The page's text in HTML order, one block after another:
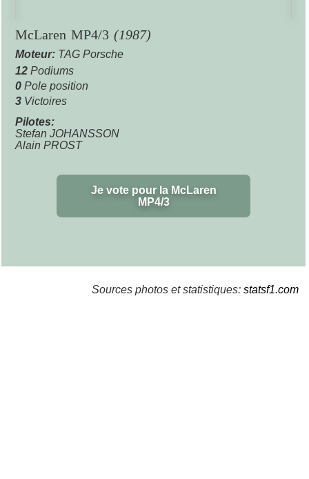
McLaren MP4/3 (1987)
Moteur: TAG Porsche
12 Podiums
0 Pole position
3 Victoires
Pilotes:
Stefan JOHANSSON
Alain PROST
Je vote pour la McLaren
MP4/3
Sources photos et statistiques: statsf1.com